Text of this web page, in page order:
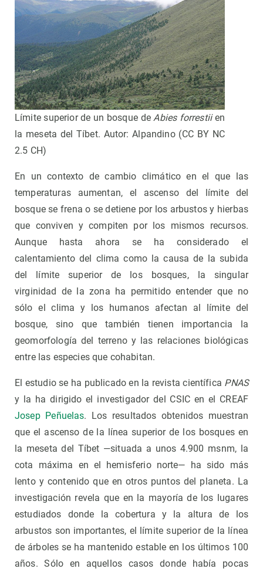
Límite superior de un bosque deAbies forrestiien
la meseta del Tíbet. Autor: Alpandino (CC BY NC
2.5 CH)
En un contexto de cambio climático en el que las
temperaturas aumentan, el ascenso del límite del
bosque se frena o se detiene por los arbustos y hierbas
que conviven y compiten por los mismos recursos.
Aunque hasta ahora se ha considerado el
calentamiento del clima como la causa de la subida
del límite superior de los bosques, la singular
virginidad de la zona ha permitido entender que no
sólo el clima y los humanos afectan al límite del
bosque, sino que también tienen importancia la
geomorfología del terreno y las relaciones biológicas
entre las especies que cohabitan.
El estudio se ha publicado en la revista científica PNAS
y la ha dirigido el investigador del CSIC en el CREAF
Josep Peñuelas. Los resultados obtenidos muestran
que el ascenso de la línea superior de los bosques en
la meseta del Tíbet —situada a unos 4.900 msnm, la
cota máxima en el hemisferio norte— ha sido más
lento y contenido que en otros puntos del planeta. La
investigación revela que en la mayoría de los lugares
estudiados donde la cobertura y la altura de los
arbustos son importantes, el límite superior de la línea
de árboles se ha mantenido estable en los últimos 100
años. Sólo en aquellos casos donde había pocas